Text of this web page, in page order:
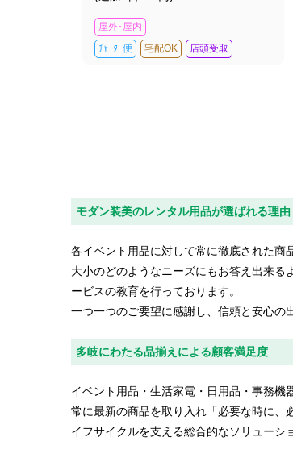
屋外･屋内
ﾁｬｰﾀｰ便
宅配OK 店頭受取
モダン装美のレンタル用品が選ばれる理由
各イベント用品に対して常に徹底された商
大小のどのようなニーズにもお答え出来
ービスの教育を行っております。
一つ一つのご要望に感謝し、信頼と安心の
多岐にわたる品揃えによる顧客満足度
イベント用品・生活家電・日用品・事務機
常に最新の商品を取り入れ「必要な時に、
イフサイクルを支える総合的なソリューシ